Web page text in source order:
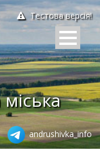
Тестова версія!
andrushivka_info